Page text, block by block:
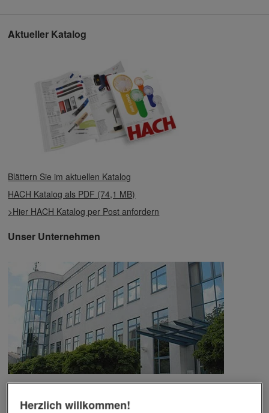
Aktueller Katalog
Blättern Sie im aktuellen Katalog
HACH Katalog als PDF (74,1 MB)
>Hier HACH Katalog per Post anfordern
Unser Unternehmen
Bereich der Werbemittelveredelung und im Werbeartikel-Markt.
Herzlich willkommen!